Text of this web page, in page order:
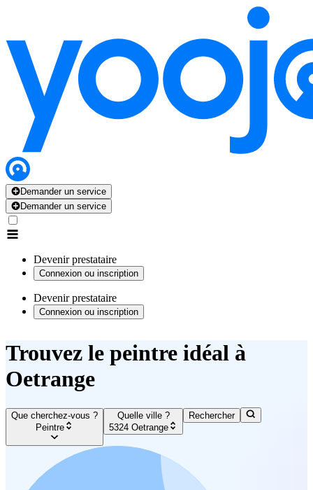
Demander un service
Demander un service
Devenir prestataire
Connexion ou inscription
Devenir prestataire
Connexion ou inscription
Trouvez le peintre idéal à
Oetrange
Que cherchez-vous ?
Peintre
Quelle ville ?
5324 Oetrange
Rechercher